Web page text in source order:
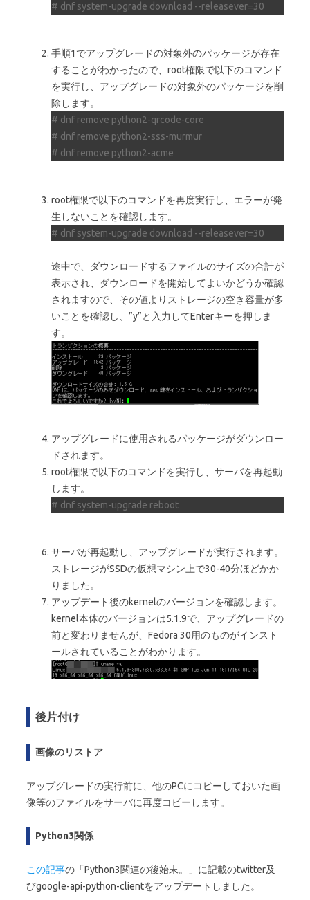
# dnf system-upgrade download --releasever=30
手順1でアップグレードの対象外のパッケージが存在
することがわかったので、root権限で以下のコマンド
を実行し、アップグレードの対象外のパッケージを削
除します。
# dnf remove python2-qrcode-core
# dnf remove python2-sss-murmur
# dnf remove python2-acme
root権限で以下のコマンドを再度実行し、エラーが発
生しないことを確認します。
# dnf system-upgrade download --releasever=30
途中で、ダウンロードするファイルのサイズの合計が
表示され、ダウンロードを開始してよいかどうか確認
されますので、その値よりストレージの空き容量が多
いことを確認し、”y”と入力してEnterキーを押しま
す。
アップグレードに使用されるパッケージがダウンロー
ドされます。
root権限で以下のコマンドを実行し、サーバを再起動
します。
# dnf system-upgrade reboot
サーバが再起動し、アップグレードが実行されます。
ストレージがSSDの仮想マシン上で30-40分ほどかか
りました。
アップデート後のkernelのバージョンを確認します。
kernel本体のバージョンは5.1.9で、アップグレードの
前と変わりませんが、Fedora 30用のものがインスト
ールされていることがわかります。
後片付け
画像のリストア
アップグレードの実行前に、他のPCにコピーしておいた画
像等のファイルをサーバに再度コピーします。
Python3関係
この記事の「Python3関連の後始末。」に記載のtwitter及
びgoogle-api-python-clientをアップデートしました。